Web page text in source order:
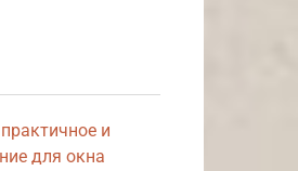
и
для окна